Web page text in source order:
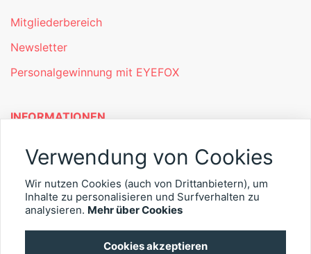
Mitgliederbereich
Newsletter
Personalgewinnung mit EYEFOX
INFORMATIONEN
Was ist EYEFOX – Ihre Möglichkeiten
Kontakt
Verwendung von Cookies
Wir nutzen Cookies (auch von Drittanbietern), um
Inhalte zu personalisieren und Surfverhalten zu
analysieren. Mehr über Cookies
Cookies akzeptieren